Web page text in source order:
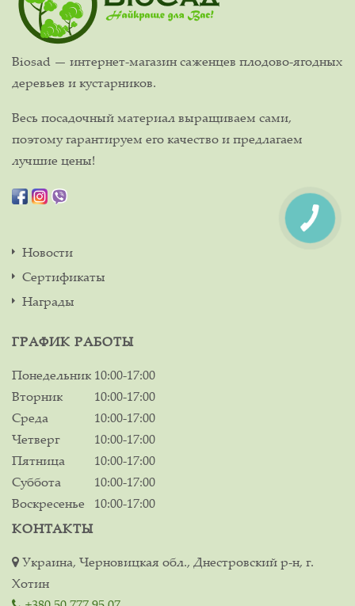
Biosad — интернет-магазин саженцев плодово-ягодных
деревьев и кустарников.
Весь посадочный материал выращиваем сами,
поэтому гарантируем его качество и предлагаем
лучшие цены!
Новости
Сертификаты
Награды
ГРАФИК РАБОТЫ
Понедельник 10:00-17:00
Вторник
10:00-17:00
Среда
10:00-17:00
Четверг
10:00-17:00
Пятница
10:00-17:00
Суббота
10:00-17:00
Воскресенье
10:00-17:00
КОНТАКТЫ
Украина, Черновицкая обл., Днестровский р-н, г.
Хотин